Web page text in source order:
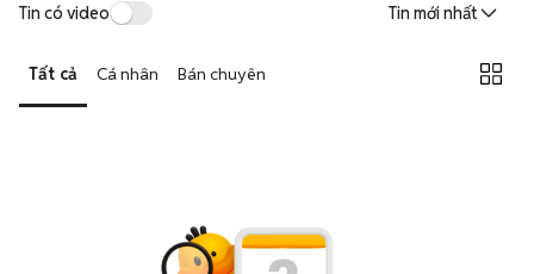
Tin có video Tin mới nhất
Tất cả Cá nhân Bán chuyên